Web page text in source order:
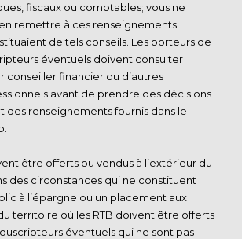
fiscaux ou comptables; vous ne
remettre à ces renseignements
de tels conseils. Les porteurs de
éventuels doivent consulter
conseiller financier ou d’autres
avant de prendre des décisions
des renseignements fournis dans le
être offerts ou vendus à l’extérieur du
des circonstances qui ne constituent
à l’épargne ou un placement aux
territoire où les RTB doivent être offerts
éventuels qui ne sont pas